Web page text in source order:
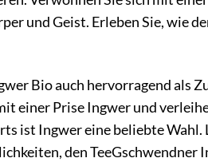
und Geist. Erleben Sie, wie
Bio auch hervorragend als
einer Prise Ingwer und
ist Ingwer eine beliebte Wahl.
den TeeGschwendner